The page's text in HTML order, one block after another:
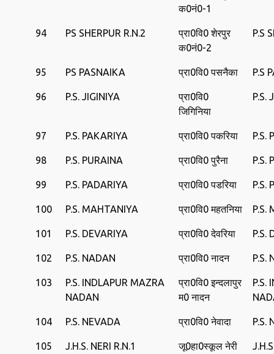
क0नं0-1
94 PS SHERPUR R.N.2
प्रा0वि0 शेरपुर
क0नं0-2
P.S
95 PS PASNAIKA प्रा0वि0 पसनैका P.S
96 P.S. JIGINIYA
प्रा0वि0
जिगिनिया
P.S.
97 P.S. PAKARIYA प्रा0वि0 पकरिया P.S.
98 P.S. PURAINA प्रा0वि0 पुरैना P.S.
99 P.S. PADARIYA प्रा0वि0 पडरिया P.S.
100 P.S. MAHTANIYA प्रा0वि0 महतनिया P.S.
101 P.S. DEVARIYA प्रा0वि0 देवरिया P.S.
102 P.S. NADAN प्रा0वि0 नादन P.S.
103
P.S. INDLAPUR MAZRA
NADAN
प्रा0वि0 इन्दलापुर
म0 नादन
P.S.
104 P.S. NEVADA प्रा0वि0 नेवादा P.S.
105 J.H.S. NERI R.N.1
जू0हा0स्कूल नेरी